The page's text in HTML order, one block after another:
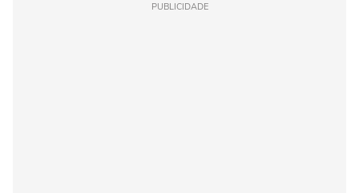
PUBLICIDADE